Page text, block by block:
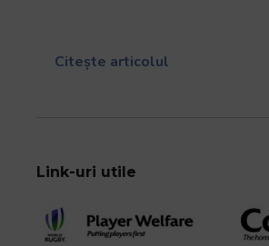
Citește articolul
Link-uri utile